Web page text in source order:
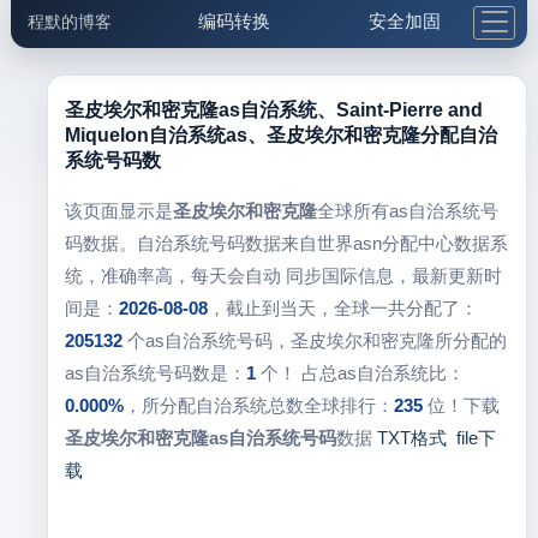
程默的博客 编码转换 安全加固
邮件工具 生活便民 更多工具
圣皮埃尔和密克隆as自治系统、Saint-Pierre and
Miquelon自治系统as、圣皮埃尔和密克隆分配自治
系统号码数
该页面显示是圣皮埃尔和密克隆全球所有as自治系统号
码数据。自治系统号码数据来自世界asn分配中心数据系
统，准确率高，每天会自动 同步国际信息，最新更新时
间是： 2026-08-08，截止到当天，全球一共分配了：
205132个as自治系统号码，圣皮埃尔和密克隆所分配的
as自治系统号码数是： 1个！ 占总as自治系统比：
0.000%，所分配自治系统总数全球排行： 235位！下载
圣皮埃尔和密克隆as自治系统号码数据 TXT格式 file下
载